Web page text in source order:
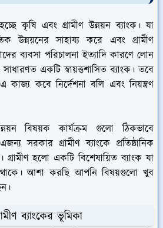
কৃষি এবং গ্রামীণ উন্নয়ন ব্যাংক। যা
উন্নয়নের সাহায্য করে এবং গ্রামীণ
ব্যবসা পরিচালনা ইত্যাদি কারণে লোন
সাধারণত একটি স্বায়ত্তশাসিত ব্যাংক। তবে
কাজ্য কবে নির্দেশনা বলি এবং নিয়ন্ত্রণ
বিষয়ক কার্যক্রম গুলো ঠিকভাবে
সরকার গ্রামীণ ব্যাংকে প্রতিষ্ঠানিক
হলো একটি বিশেষায়িত ব্যাংক যা
থাকে। আশা করছি আপনি বিষয়গুলো খুব
ব্যাংকের ভূমিকা